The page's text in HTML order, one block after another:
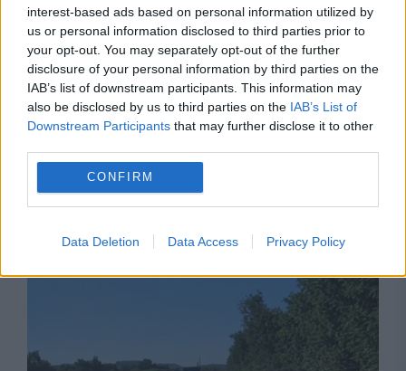
interest-based ads based on personal information utilized by
us or personal information disclosed to third parties prior to
your opt-out. You may separately opt-out of the further
disclosure of your personal information by third parties on the
IAB’s list of downstream participants. This information may
also be disclosed by us to third parties on the IAB’s List of
Downstream Participants that may further disclose it to other
CONFIRM
Data Deletion Data Access Privacy Policy
SOCIAL
Sprijin financiar pentru îngrijirea vârstnicilor la
domiciliu. Cine poate beneficia de